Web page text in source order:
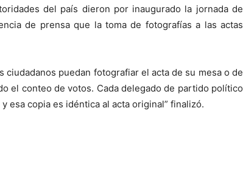
del país dieron por inaugurado la jornada de
de prensa que la toma de fotografías a las actas
ciudadanos puedan fotografiar el acta de su mesa o de
el conteo de votos. Cada delegado de partido político
esa copia es idéntica al acta original” finalizó.